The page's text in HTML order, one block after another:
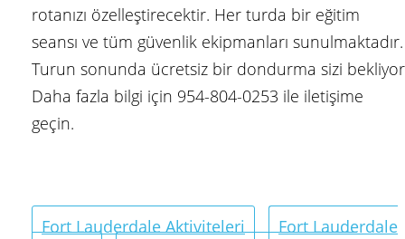
rotanızı özelleştirecektir. Her turda bir eğitim
seansı ve tüm güvenlik ekipmanları sunulmaktadır.
Turun sonunda ücretsiz bir dondurma sizi
Daha fazla bilgi için 954-804-0253 ile iletişime
geçin.
Fort Lauderdale Aktiviteleri
Fort Lauderdale